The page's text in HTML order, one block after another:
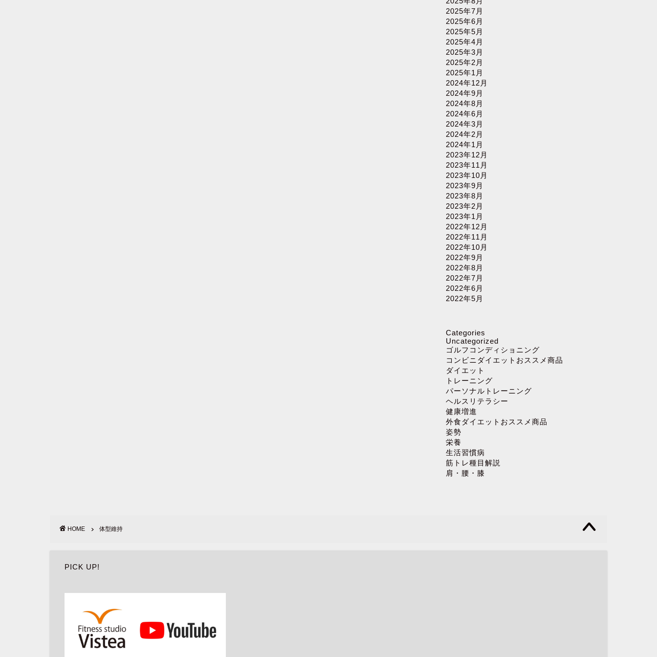
2025年7月
2025年6月
2025年5月
2025年4月
2025年3月
2025年2月
2025年1月
2024年12月
2024年9月
2024年8月
2024年6月
2024年3月
2024年2月
2024年1月
2023年12月
2023年11月
2023年10月
2023年9月
2023年8月
2023年2月
2023年1月
2022年12月
2022年11月
2022年10月
2022年9月
2022年8月
2022年7月
2022年6月
2022年5月
Categories
Uncategorized
ゴルフコンディショニング
コンビニダイエットおススメ商品
ダイエット
トレーニング
パーソナルトレーニング
ヘルスリテラシー
健康増進
外食ダイエットおススメ商品
姿勢
栄養
生活習慣病
筋トレ種目解説
肩・腰・膝
HOME 体型維持
PICK UP!